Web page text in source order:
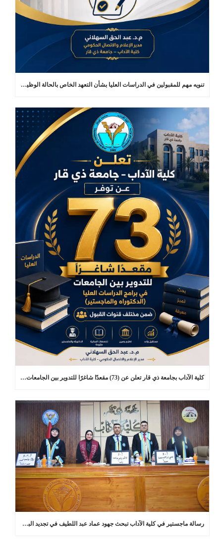
تنويه مهم للمقبولين في الدراسات العليا بشأن التعهد الخاص بالحالة الوظيفية
كلية الآداب بجامعة ذي قار تعلن عن (73) مقعدًا شاغرًا للتدوير بين الجامعات في برامج الدراسات العليا
رسالة ماجستير في كلية الآداب تبحث جهود عماد عبد اللطيف في تجديد البلاغة العربية